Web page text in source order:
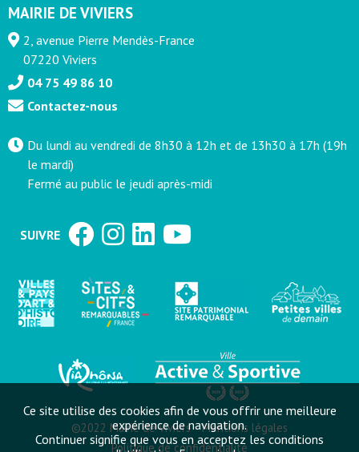
MAIRIE DE VIVIERS
2, avenue Pierre Mendès-France
07220 Viviers
04 75 49 86 10
Contactez-nous
Du lundi au vendredi de 8h30 à 12h et de 13h30 à 17h (19h
le mardi)
Fermé au public le jeudi après-midi
SUIVRE
©2022 Mairie de Viviers
Mentions légales
Politique de confidentialité
Ce site utilise des cookies afin de vous offrir une meilleure
expérience de navigation.
Continuer signifie que vous en acceptez les conditions